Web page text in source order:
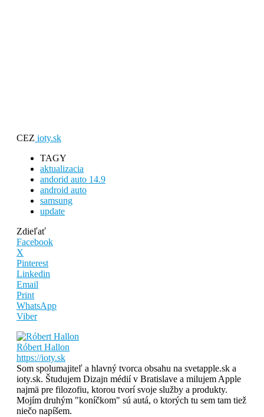
CEZ ioty.sk
TAGY
aktualizacia
andorid auto 14.9
android auto
samsung
update
Zdieľať
Facebook
X
Pinterest
Linkedin
Email
Print
WhatsApp
Viber
Róbert Hallon
https://ioty.sk
Som spolumajiteľ a hlavný tvorca obsahu na svetapple.sk a
ioty.sk. Študujem Dizajn médií v Bratislave a milujem Apple
najmä pre filozofiu, ktorou tvorí svoje služby a produkty.
Mojím druhým "koníčkom" sú autá, o ktorých tu sem tam tiež
niečo napíšem.